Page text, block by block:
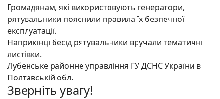
Громадянам, які використовують генератори,
рятувальники пояснили правила їх безпечної
експлуатації.
Наприкінці бесід рятувальники вручали тематичні
листівки.
Лубенське районне управління ГУ ДСНС України в
Полтавській обл.
Зверніть увагу!